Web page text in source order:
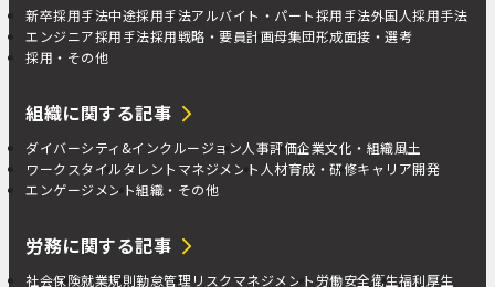
新卒採用手法中途採用手法アルバイト・パート採用手法外国人採用手法
エンジニア採用手法採用戦略・要員計画母集団形成面接・選考
採用・その他
組織に関する記事
ダイバーシティ&インクルージョン人事評価企業文化・組織風土
ワークスタイルタレントマネジメント 人材育成・研修キャリア開発
エンゲージメント組織・その他
労務に関する記事
社会保険就業規則勤怠管理 リスクマネジメント 労働安全衛生福利厚生